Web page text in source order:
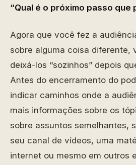
“Qual é o próximo passo que
Agora que você fez a
sobre alguma coisa diferente,
deixá-los “sozinhos” depois
Antes do encerramento do
indicar caminhos onde a
mais informações sobre os
sobre assuntos semelhantes,
seu canal de vídeos, uma
internet ou mesmo em outros